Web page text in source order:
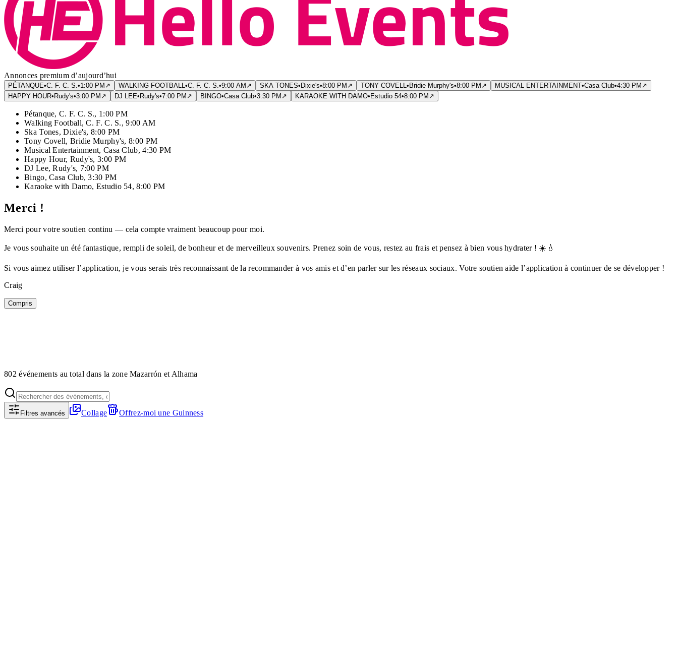
Annonces premium d’aujourd’hui
PÉTANQUE•C. F. C. S. •1:00 PM ↗ WALKING FOOTBALL •C. F. C. S. •9:00 AM ↗ SKA TONES• Dixie's•8:00 PM ↗ TONY COVELL • Bridie Murphy's•8:00 PM ↗ MUSICAL ENTERTAINMENT•Casa Club•4:30 PM ↗
HAPPY HOUR• Rudy's•3:00 PM ↗ DJ LEE• Rudy's•7:00 PM ↗ BINGO•Casa Club•3:30 PM ↗ KARAOKE WITH DAMO• Estudio 54•8:00 PM ↗
Pétanque,C. F. C. S., 1:00 PM
Walking Football,C. F. C. S.,9:00 AM
Ska Tones,Dixie's,8:00 PM
Tony Covell, Bridie Murphy's,8:00 PM
Musical Entertainment, Casa Club,4:30 PM
Happy Hour, Rudy's,3:00 PM
DJ Lee,Rudy's, 7:00 PM
Bingo,Casa Club,3:30 PM
Karaoke with Damo, Estudio 54,8:00 PM
Merci !
Merci pour votre soutien continu — cela compte vraiment beaucoup pour moi.
Je vous souhaite un été fantastique, rempli de soleil, de bonheur et de merveilleux souvenirs. Prenez soin de vous, restez au frais et pensez à bien vous hydrater ! ☀️💧
Si vous aimez utiliser l’application, je vous serais très reconnaissant de la recommander à vos amis et d’en parler sur les réseaux sociaux. Votre soutien aide l’application à continuer de se développer !
Craig
Compris
802 événements au total dans la zone Mazarrón et Alhama
Filtres avancés Collage Offrez-moi une Guinness